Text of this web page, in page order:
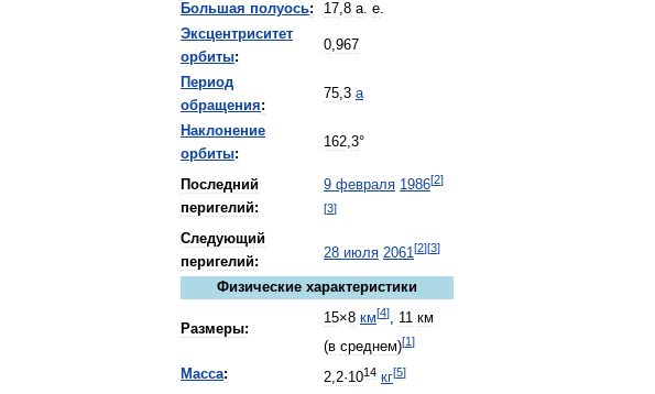
Большая полуось: 17,8 а. е.
Эксцентриситет
орбиты:
0,967
Период
обращения:
75,3 a
Наклонение
орбиты:
162,3°
Последний
перигелий:
9 февраля 1986[2]
[3]
Следующий
перигелий:
28 июля 2061[2][3]
Физические характеристики
Размеры:
15×8 км[4], 11 км
(в среднем)[1]
Масса: 2,2·1014 кг[5]